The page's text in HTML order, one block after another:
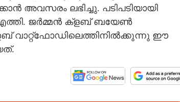
അവസരം ലഭിച്ചു. പടിപടിയായി
എത്തി. ജർമ്മൻ ക്ളബ് ബയേൺ
വാറ്റ്ഫോഡിലെത്തിനിൽക്കുന്നു ഈ